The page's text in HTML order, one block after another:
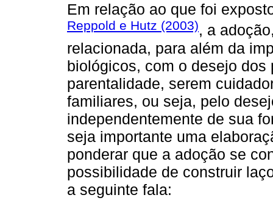
Em relação ao que foi
Reppold e Hutz (2003), a
relacionada, para além da
biológicos, com o desejo
parentalidade, serem
familiares, ou seja, pelo
independentemente de sua
seja importante uma
ponderar que a adoção se
possibilidade de construir
a seguinte fala: